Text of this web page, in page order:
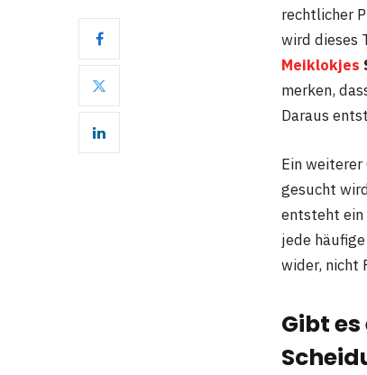
rechtlicher
wird dieses
Meiklokjes
merken,
Daraus
Ein weiterer
gesucht
entsteht ein
jede
wider, nicht
Gibt